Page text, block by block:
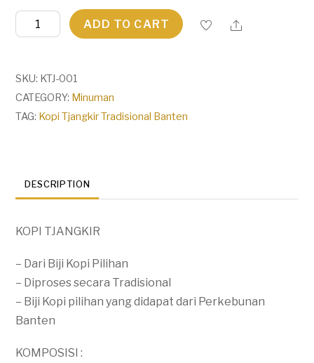
Kopi
Tjangkir
Banten
quantity
ADD TO CART
SKU: KTJ-001
CATEGORY: Minuman
TAG: Kopi Tjangkir Tradisional Banten
DESCRIPTION
KOPI TJANGKIR
– Dari Biji Kopi Pilihan
– Diproses secara Tradisional
– Biji Kopi pilihan yang didapat dari Perkebunan
Banten
KOMPOSISI :